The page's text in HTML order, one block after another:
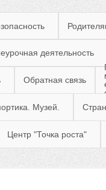
деятельность
Обратная связь
Музей.
Центр "Точка роста"